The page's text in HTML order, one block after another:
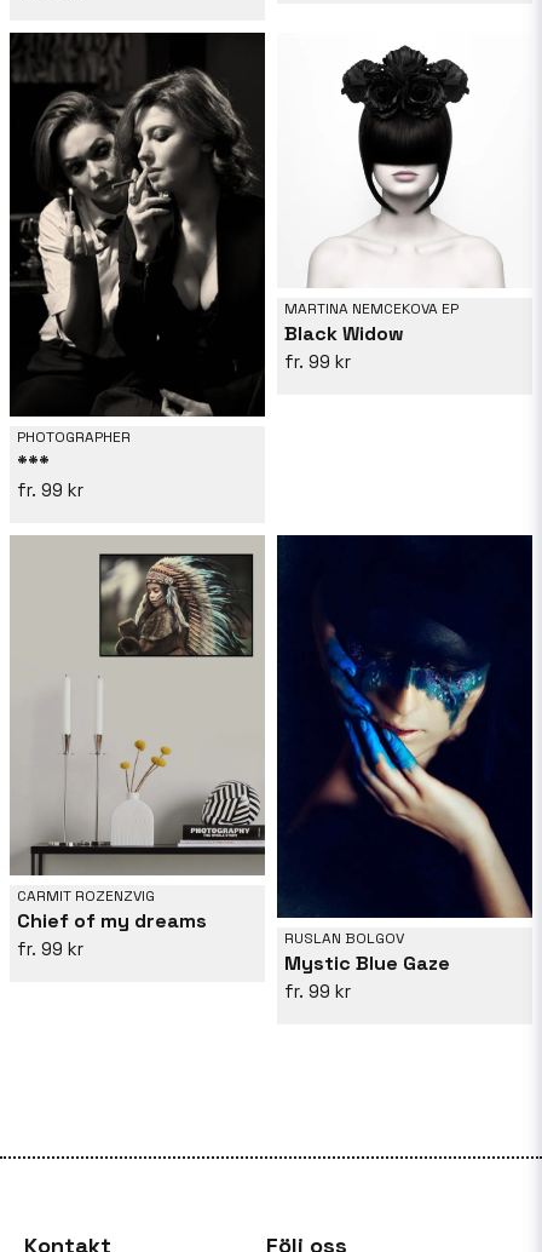
PHOTOGRAPHER
***
99 kr
MARTINA NEMCEKOVA EP
Black Widow
99 kr
CARMIT ROZENZVIG
Chief of my dreams
99 kr RUSLAN BOLGOV
Mystic Blue Gaze
99 kr
Kontakt Följ oss